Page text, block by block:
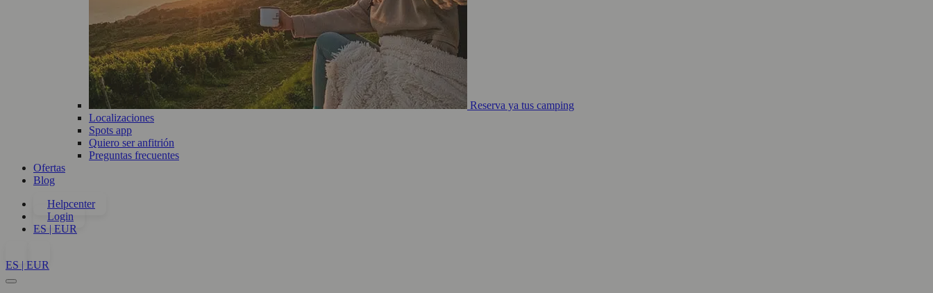
Reserva ya tus camping
Localizaciones
Spots app
Quiero ser anfitrión
Preguntas frecuentes
Ofertas
Blog
Helpcenter
Login
ES | EUR
ES | EUR